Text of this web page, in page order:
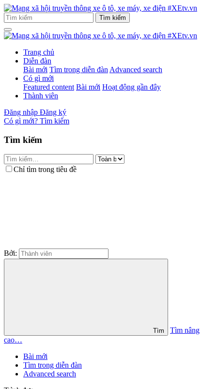
Trang chủ
Diễn đàn
Bài mới Tìm trong diễn đàn Advanced search
Có gì mới
Featured content Bài mới Hoạt động gần đây
Thành viên
Đăng nhập Đăng ký
Có gì mới? Tìm kiếm
Tìm kiếm
Chỉ tìm trong tiêu đề
Bởi:
Tìm
Tìm nâng
cao…
Bài mới
Tìm trong diễn đàn
Advanced search